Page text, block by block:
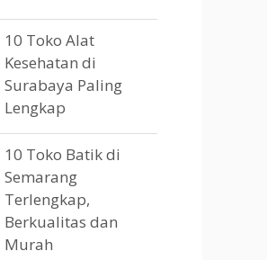
10 Toko Alat
Kesehatan di
Surabaya Paling
Lengkap
10 Toko Batik di
Semarang
Terlengkap,
Berkualitas dan
Murah